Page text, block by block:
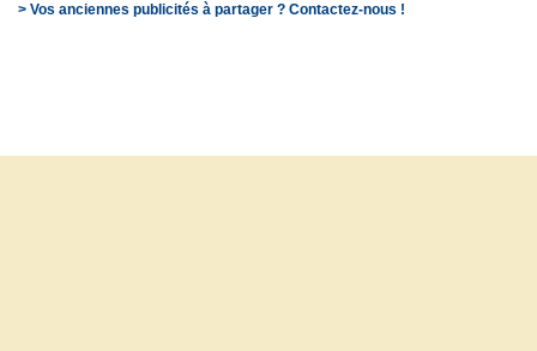
> Vos anciennes publicités à partager ? Contactez-nous !